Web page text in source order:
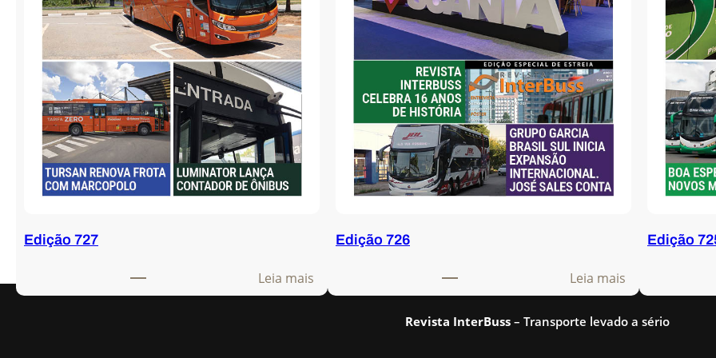
Edição 727
Leia mais:
E
Edição 726
Leia mais:
E
d
Edição
Revista InterBuss– Transporte levado a sério